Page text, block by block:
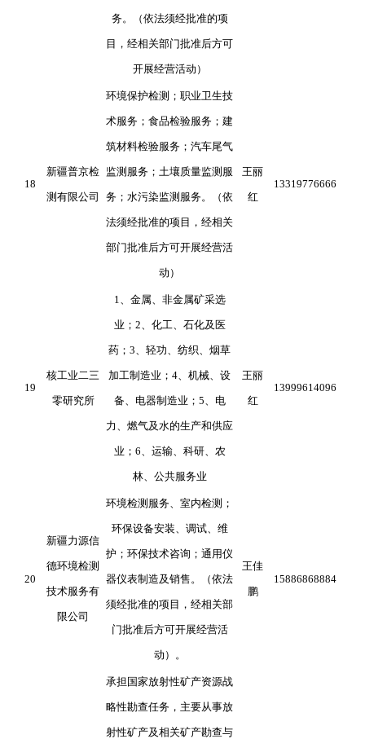
务。（依法须经批准的项
目，经相关部门批准后方可
开展经营活动）
18
新疆普京检
测有限公司
环境保护检测；职业卫生技
术服务；食品检验服务；建
筑材料检验服务；汽车尾气
监测服务；土壤质量监测服
务；水污染监测服务。（依
法须经批准的项目，经相关
部门批准后方可开展经营活
动）
王丽
红
13319776666
19
核工业二三
零研究所
1、金属、非金属矿采选
业；2、化工、石化及医
药；3、轻功、纺织、烟草
加工制造业；4、机械、设
备、电器制造业；5、电
力、燃气及水的生产和供应
业；6、运输、科研、农
林、公共服务业
王丽
红
13999614096
20
新疆力源信
德环境检测
技术服务有
限公司
环境检测服务、室内检测；
环保设备安装、调试、维
护；环保技术咨询；通用仪
器仪表制造及销售。（依法
须经批准的项目，经相关部
门批准后方可开展经营活
动）。
王佳
鹏
15886868884
承担国家放射性矿产资源战
略性勘查任务，主要从事放
射性矿产及相关矿产勘查与